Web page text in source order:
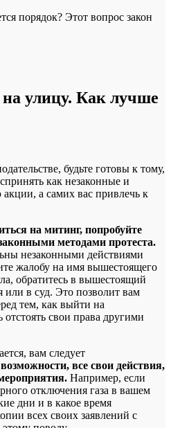
порядок? Этот вопрос закон
улицу. Как лучше
будьте готовы к тому,
как незаконные и
а самих вас привлечь к
на митинг, попробуйте
методами протеста.
незаконными действиями
жалобу на имя вышестоящего
обратитесь в вышестоящий
или в суд. Это позволит вам
тем, как выйти на
свои права другими
вам следует
все свои действия,
Например, если
отключения газа в вашем
дни и в какое время
всех своих заявлений с